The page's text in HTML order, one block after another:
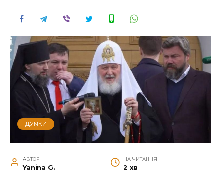
ДУМКИ
АВТОР
Yanina G.
НА ЧИТАННЯ
2 хв